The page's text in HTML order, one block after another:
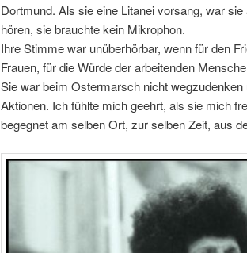
Dortmund. Als sie eine Litanei vorsang, war
hören, sie brauchte kein Mikrophon.
Ihre Stimme war unüberhörbar, wenn für den
Frauen, für die Würde der arbeitenden
Sie war beim Ostermarsch nicht
Aktionen. Ich fühlte mich geehrt, als sie mich
begegnet am selben Ort, zur selben Zeit, aus